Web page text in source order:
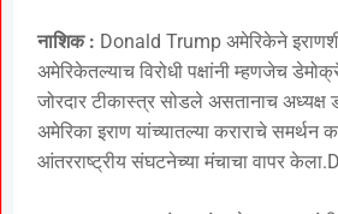
नाशिक : Donald Trump अमेरिकेने
अमेरिकेतल्याच विरोधी पक्षांनी म्हणजेच
जोरदार टीकास्त्र सोडले असतानाच अध्यक्ष
अमेरिका इराण यांच्यातल्या कराराचे समर्थन
आंतरराष्ट्रीय संघटनेच्या मंचाचा वापर